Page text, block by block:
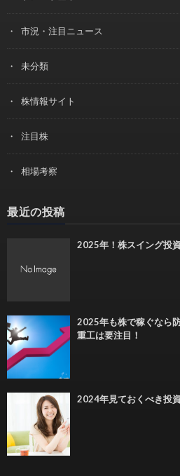
市況・注目ニュース
未分類
株情報サイト
注目株
相場考察
最近の投稿
2025年！株スイング投
2025年も株で稼ぐなら
重工は要注目！
2024年見ておくべき投